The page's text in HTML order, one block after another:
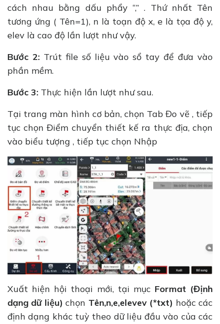
cách nhau bằng dấu phẩy “,” . Thứ nhất Tên
tương ứng ( Tên=1), n là toạn độ x, e là tọa độ y,
elev là cao độ lần lượt như vậy.
Bước 2:Trút file số liệu vào sổ tay để đưa vào
phần mềm.
Bước 3: Thực hiện lần lượt như sau.
Tại trang màn hình cơ bản, chọn Tab Đo vẽ , tiếp
tục chọn Điểm chuyển thiết kế ra thực địa, chọn
vào biểu tượng , tiếp tục chọn Nhập
Xuất hiện hội thoại mới, tại mục Format (Định
dạng dữ liệu) chọn Tên,n,e,elevev (*txt) hoặc các
định dạng khác tuỳ theo dữ liệu đầu vào của các